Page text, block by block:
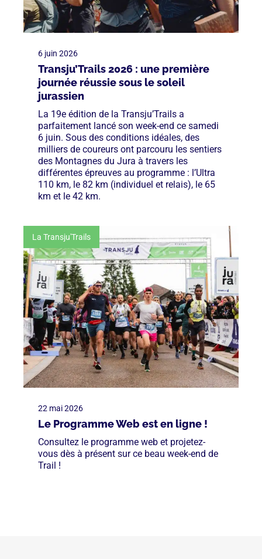
6 juin 2026
Transju’Trails 2026 : une première
journée réussie sous le soleil
jurassien
La 19e édition de la Transju’Trails a
parfaitement lancé son week-end ce samedi
6 juin. Sous des conditions idéales, des
milliers de coureurs ont parcouru les sentiers
des Montagnes du Jura à travers les
différentes épreuves au programme : l’Ultra
110 km, le 82 km (individuel et relais), le 65
km et le 42 km.
La Transju'Trails
22 mai 2026
Le Programme Web est en ligne !
Consultez le programme web et projetez-
vous dès à présent sur ce beau week-end de
Trail !